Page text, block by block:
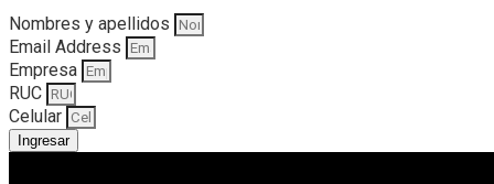
Nombres y apellidos
Email Address
Empresa
RUC
Celular
Ingresar